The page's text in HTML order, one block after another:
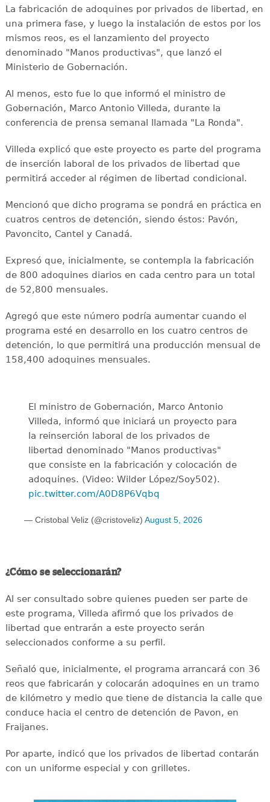
La fabricación de adoquines por privados de libertad, en
una primera fase, y luego la instalación de estos por los
mismos reos, es el lanzamiento del proyecto
denominado "Manos productivas", que lanzó el
Ministerio de Gobernación.
Al menos, esto fue lo que informó el ministro de
Gobernación, Marco Antonio Villeda, durante la
conferencia de prensa semanal llamada "La Ronda".
Villeda explicó que este proyecto es parte del programa
de inserción laboral de los privados de libertad que
permitirá acceder al régimen de libertad condicional.
Mencionó que dicho programa se pondrá en práctica en
cuatros centros de detención, siendo éstos: Pavón,
Pavoncito, Cantel y Canadá.
Expresó que, inicialmente, se contempla la fabricación
de 800 adoquines diarios en cada centro para un total
de 52,800 mensuales.
Agregó que este número podría aumentar cuando el
programa esté en desarrollo en los cuatro centros de
detención, lo que permitirá una producción mensual de
158,400 adoquines mensuales.
El ministro de Gobernación, Marco Antonio
Villeda, informó que iniciará un proyecto para
la reinserción laboral de los privados de
libertad denominado "Manos productivas"
que consiste en la fabricación y colocación de
adoquines. (Video: Wilder López/Soy502).
pic.twitter.com/A0D8P6Vqbq
— Cristobal Veliz (@cristoveliz) August 5, 2026
¿Cómo se seleccionarán?
Al ser consultado sobre quienes pueden ser parte de
este programa, Villeda afirmó que los privados de
libertad que entrarán a este proyecto serán
seleccionados conforme a su perfil.
Señaló que, inicialmente, el programa arrancará con 36
reos que fabricarán y colocarán adoquines en un tramo
de kilómetro y medio que tiene de distancia la calle que
conduce hacia el centro de detención de Pavon, en
Fraijanes.
Por aparte, indicó que los privados de libertad contarán
con un uniforme especial y con grilletes.